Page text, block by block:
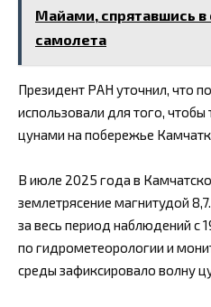
Майами, спрятавшись в
самолета
Президент РАН уточнил, что
использовали для того, чтобы
цунами на побережье
В июле 2025 года в
землетрясение магнитудой
за весь период наблюдений с
по гидрометеорологии и
среды зафиксировало волну